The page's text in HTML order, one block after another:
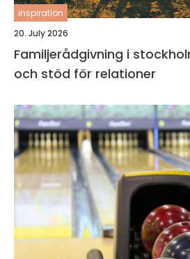
inspiration
20. July 2026
Familjerådgivning i
och stöd för relationer